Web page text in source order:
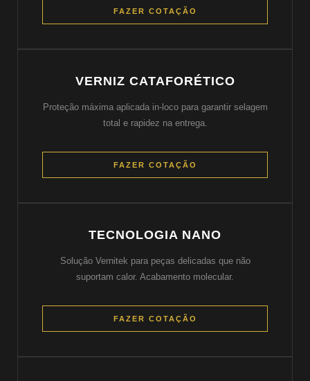
FAZER COTAÇÃO
VERNIZ CATAFORÉTICO
Proteção máxima aplicada in-loco para garantir selagem
total e rapidez na entrega.
FAZER COTAÇÃO
TECNOLOGIA NANO
Solução Vernitek para peças delicadas que não
suportam calor. Acabamento molecular.
FAZER COTAÇÃO